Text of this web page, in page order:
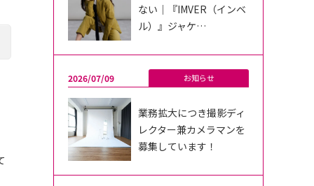
ない｜『IMVER（インベ
ル）』ジャケ…
2026/07/09 お知らせ
業務拡大につき撮影ディ
レクター兼カメラマンを
募集しています！